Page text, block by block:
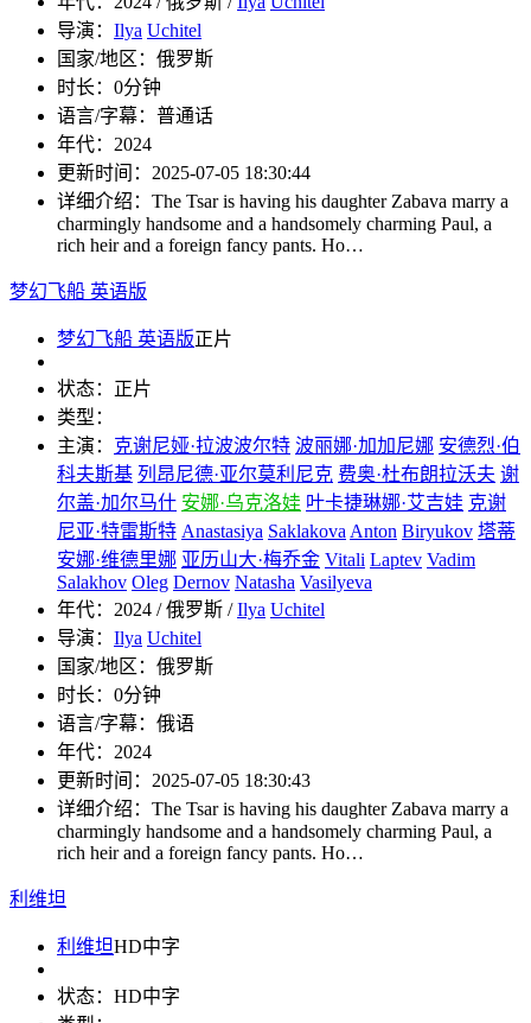
导演： Ilya Uchitel
国家/地区： 俄罗斯
时长： 0分钟
语言/字幕： 普通话
年代： 2024
更新时间： 2025-07-05 18:30:44
详细介绍： The Tsar is having his daughter Zabava marry a
charmingly handsome and a handsomely charming Paul, a
rich heir and a foreign fancy pants. Ho…
梦幻飞船 英语版
梦幻飞船 英语版正片
状态： 正片
类型：
主演： 克谢尼娅·拉波波尔特 波丽娜·加加尼娜 安德烈·伯
科夫斯基 列昂尼德·亚尔莫利尼克 费奥·杜布朗拉沃夫 谢
尔盖·加尔马什 安娜·乌克洛娃 叶卡捷琳娜·艾吉娃 克谢
尼亚·特雷斯特 Anastasiya SaklakovaAnton Biryukov 塔蒂
安娜·维德里娜 亚历山大·梅乔金 Vitali Laptev Vadim
Salakhov Oleg Dernov Natasha Vasilyeva
年代： 2024 / 俄罗斯 /Ilya Uchitel
导演： Ilya Uchitel
国家/地区： 俄罗斯
时长： 0分钟
语言/字幕： 俄语
年代： 2024
更新时间： 2025-07-05 18:30:43
详细介绍： The Tsar is having his daughter Zabava marry a
charmingly handsome and a handsomely charming Paul, a
rich heir and a foreign fancy pants. Ho…
利维坦
利维坦HD中字
状态： HD中字